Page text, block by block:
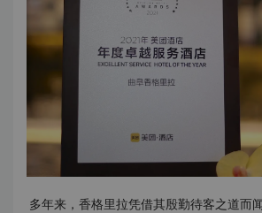
多年来，香格里拉凭借其殷勤待客之道而闻名遐迩